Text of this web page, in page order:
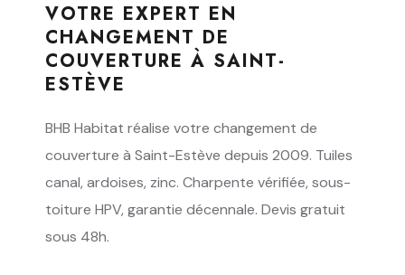
VOTRE EXPERT EN
CHANGEMENT DE
COUVERTURE À SAINT-
ESTÈVE
BHB Habitat réalise votre changement de
couverture à Saint-Estève depuis 2009. Tuiles
canal, ardoises, zinc. Charpente vérifiée, sous-
toiture HPV, garantie décennale. Devis gratuit
sous 48h.